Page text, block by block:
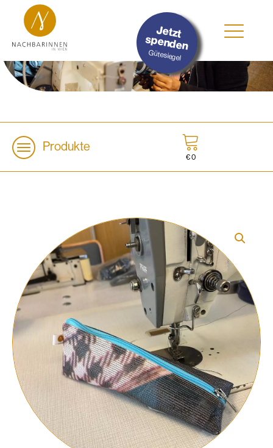
Jetzt
spenden
Gütesiegel
#Nachhaltig
#Sozial
#Lokal
Produkte
€0